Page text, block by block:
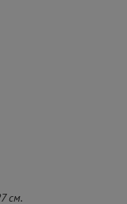
см.